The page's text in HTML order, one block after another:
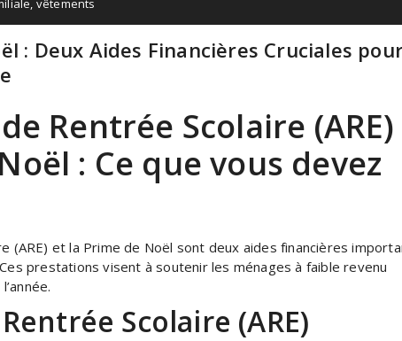
: Deux Aides Financières Cruciales
Rentrée Scolaire
: Ce que vous devez
(ARE) et la Prime de Noël sont deux aides financières
prestations visent à soutenir les ménages à faible revenu
Scolaire (ARE)